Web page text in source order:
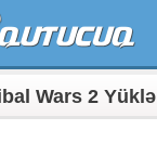
Wars 2 Yüklə